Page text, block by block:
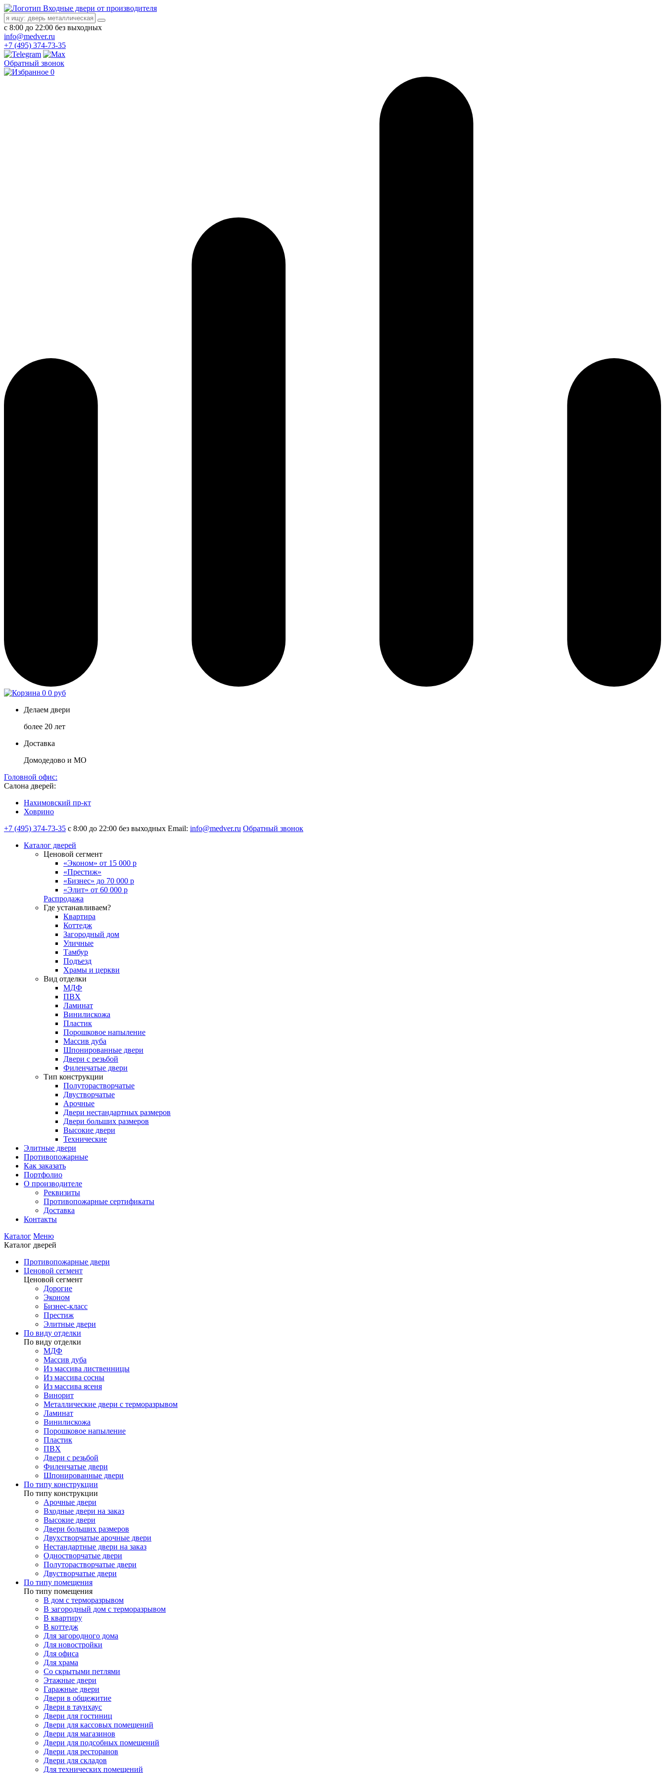
Входные двери от производителя
с 8:00 до 22:00 без выходных
info@medver.ru
+7 (495) 374-73-35
Обратный звонок
0
0 0 руб
Делаем двери
более 20 лет
Доставка
Домодедово и МО
Головной офис:
Салона дверей:
Нахимовский пр-кт
Ховрино
+7 (495) 374-73-35 с 8:00 до 22:00 без выходных Email: info@medver.ru Обратный звонок
Каталог дверей
Ценовой сегмент
«Эконом» от 15 000 р
«Престиж»
«Бизнес» до 70 000 р
«Элит» от 60 000 р
Распродажа
Где устанавливаем?
Квартира
Коттедж
Загородный дом
Уличные
Тамбур
Подъезд
Храмы и церкви
Вид отделки
МДФ
ПВХ
Ламинат
Винилискожа
Пластик
Порошковое напыление
Массив дуба
Шпонированные двери
Двери с резьбой
Филенчатые двери
Тип конструкции
Полуторастворчатые
Двустворчатые
Арочные
Двери нестандартных размеров
Двери больших размеров
Высокие двери
Технические
Элитные двери
Противопожарные
Как заказать
Портфолио
О производителе
Реквизиты
Противопожарные сертификаты
Доставка
Контакты
Каталог Меню
Каталог дверей
Противопожарные двери
Ценовой сегмент
Ценовой сегмент
Дорогие
Эконом
Бизнес-класс
Престиж
Элитные двери
По виду отделки
По виду отделки
МДФ
Массив дуба
Из массива лиственницы
Из массива сосны
Из массива ясеня
Винорит
Металлические двери с терморазрывом
Ламинат
Винилискожа
Порошковое напыление
Пластик
ПВХ
Двери с резьбой
Филенчатые двери
Шпонированные двери
По типу конструкции
По типу конструкции
Арочные двери
Входные двери на заказ
Высокие двери
Двери больших размеров
Двухстворчатые арочные двери
Нестандартные двери на заказ
Одностворчатые двери
Полуторастворчатые двери
Двустворчатые двери
По типу помещения
По типу помещения
В дом с терморазрывом
В загородный дом с терморазрывом
В квартиру
В коттедж
Для загородного дома
Для новостройки
Для офиса
Для храма
Со скрытыми петлями
Этажные двери
Гаражные двери
Двери в общежитие
Двери в таунхаус
Двери для гостиниц
Двери для кассовых помещений
Двери для магазинов
Двери для подсобных помещений
Двери для ресторанов
Двери для складов
Для технических помещений